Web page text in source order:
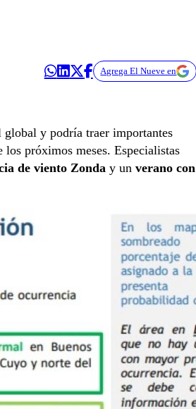
Agrega El Nueve en
global y podría traer importantes
los próximos meses. Especialistas
de viento Zonda y un verano con